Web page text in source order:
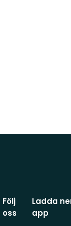
Följ
oss
Ladda
app